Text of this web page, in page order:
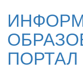
ПОРТАЛ